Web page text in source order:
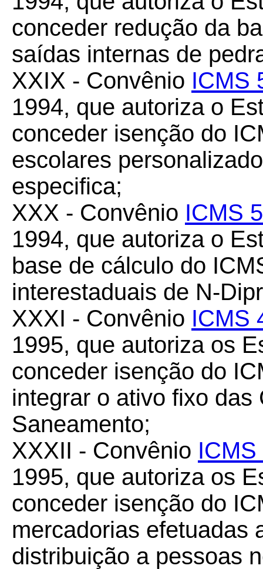
conceder redução da
saídas internas de
XXIX - Convênio ICMS
1994, que autoriza o
conceder isenção do
escolares
especifica;
XXX - Convênio ICMS
1994, que autoriza o
base de cálculo do
interestaduais de N-
XXXI - Convênio ICMS
1995, que autoriza os
conceder isenção do
integrar o ativo fixo
Saneamento;
XXXII - Convênio
1995, que autoriza os
conceder isenção do
mercadorias efetuadas
distribuição a pessoas